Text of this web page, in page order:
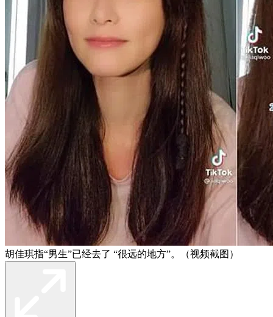
胡佳琪指“男生”已经去了 “很远的地方”。（视频截图）